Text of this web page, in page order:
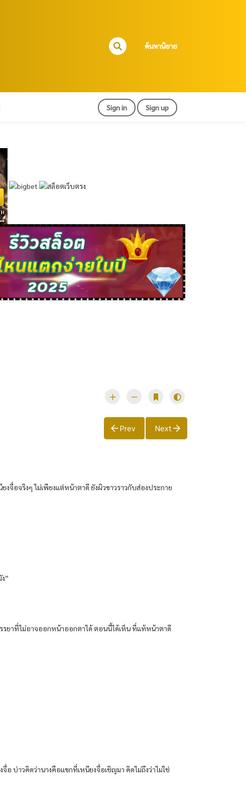
ค้นหานิยาย
Sign in Sign up
Prev Next
งจื่อจริงๆ ไม่เพียงแต่หน้าตาดี ยังผิวขาวราวกับส่องประกาย
”
รยาที่ไม่อาจออกหน้าออกตาได้ ตอนนี้ได้เห็น ที่แท้หน้าตาดี
บ่าวคิดว่านางคือแขกที่เหนียงจื่อเชิญมา คิดไม่ถึงว่าไม่ใช่